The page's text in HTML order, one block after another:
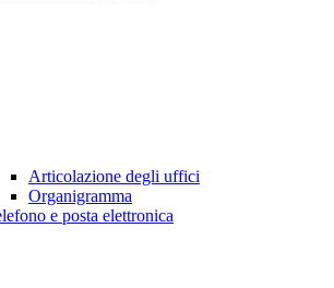
Articolazione degli uffici
Organigramma
e posta elettronica